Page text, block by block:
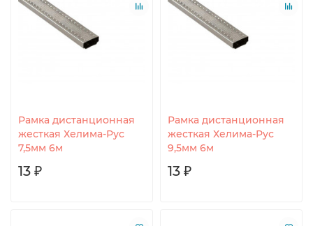
Рамка дистанционная
жесткая Хелима-Рус
7,5мм 6м
13 ₽
Рамка дистанционная
жесткая Хелима-Рус
9,5мм 6м
13 ₽